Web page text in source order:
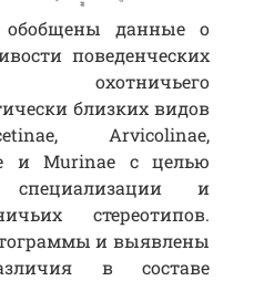
обобщены данные о
поведенческих
охотничьего
близких видов
Arvicolinae,
и Murinae с целью
и
стереотипов.
и выявлены
в составе